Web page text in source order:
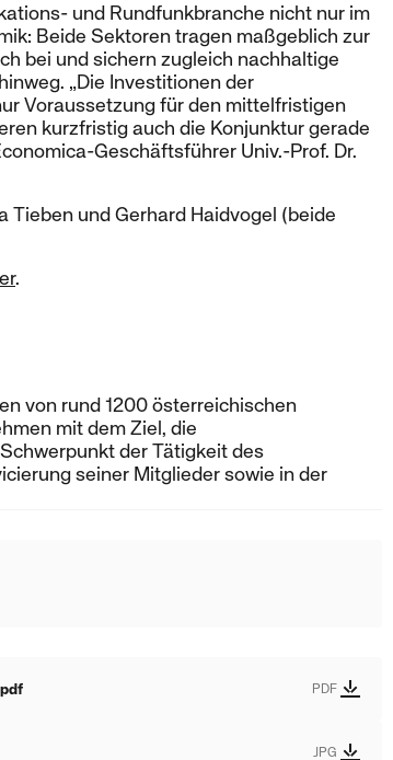
und Rundfunkbranche nicht nur im
Beide Sektoren tragen maßgeblich zur
bei und sichern zugleich nachhaltige
„Die Investitionen der
Voraussetzung für den mittelfristigen
kurzfristig auch die Konjunktur gerade
Geschäftsführer Univ.-Prof. Dr.
Tieben und Gerhard Haidvogel (beide
.
von rund 1200 österreichischen
mit dem Ziel, die
der Tätigkeit des
seiner Mitglieder sowie in der
PDF
JPG